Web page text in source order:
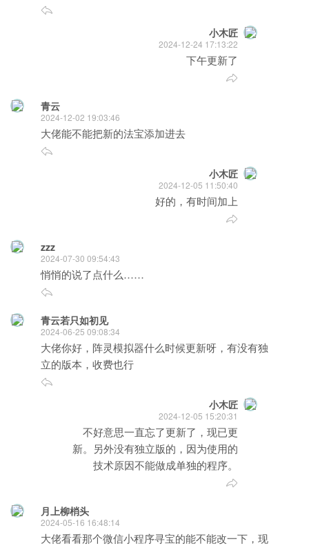
小木匠
2024-12-24 17:13:22
下午更新了
青云
2024-12-02 19:03:46
大佬能不能把新的法宝添加进去
小木匠
2024-12-05 11:50:40
好的，有时间加上
zzz
2024-07-30 09:54:43
悄悄的说了点什么……
青云若只如初见
2024-06-25 09:08:34
大佬你好，阵灵模拟器什么时候更新呀，有没有独
立的版本，收费也行
小木匠
2024-12-05 15:20:31
不好意思一直忘了更新了，现已更
新。另外没有独立版的，因为使用的
技术原因不能做成单独的程序。
月上柳梢头
2024-05-16 16:48:14
大佬看看那个微信小程序寻宝的能不能改一下，现